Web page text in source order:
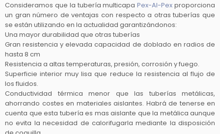
Consideramos que la tubería multicapaPex-Al-Pex proporciona
un gran número de ventajas con respecto a otras tuberías que
se están utilizando en la actualidad garantizándonos:
Una mayor durabilidad que otras tuberías
Gran resistencia y elevada capacidad de doblado en radios de
hasta 8 cm
Resistencia a altas temperaturas, presión, corrosión y fuego.
Superficie interior muy lisa que reduce la resistencia al flujo de
los fluidos.
Conductividad térmica menor que las tuberías metálicas,
ahorrando costes en materiales aislantes. Habrá de tenerse en
cuenta que esta tubería es mas aislante que la metálica aunque
no evita la necesidad de calorifugarla mediante la disposición